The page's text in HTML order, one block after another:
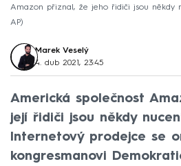
Amazon přiznal, že jeho řidiči jsou někdy
AP
Marek Veselý
4. dub 2021, 23:45
Americká společnost
její řidiči jsou někdy
Internetový prodejce se
kongresmanovi